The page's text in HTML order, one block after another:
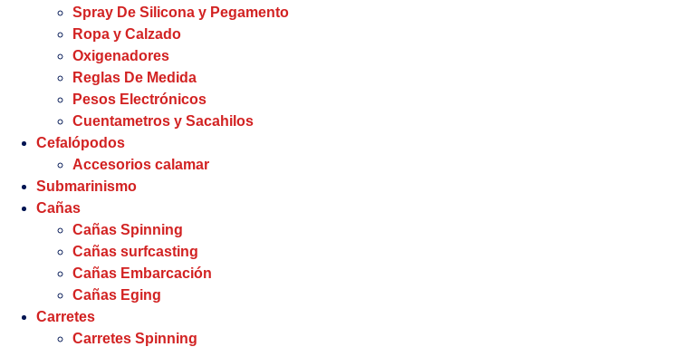
Spray De Silicona y Pegamento
Ropa y Calzado
Oxigenadores
Reglas De Medida
Pesos Electrónicos
Cuentametros y Sacahilos
Cefalópodos
Accesorios calamar
Submarinismo
Cañas
Cañas Spinning
Cañas surfcasting
Cañas Embarcación
Cañas Eging
Carretes
Carretes Spinning